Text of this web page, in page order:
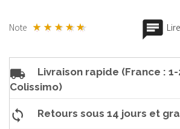
Note
Livraison rapide (France :
Colissimo)
Retours sous 14 jours et